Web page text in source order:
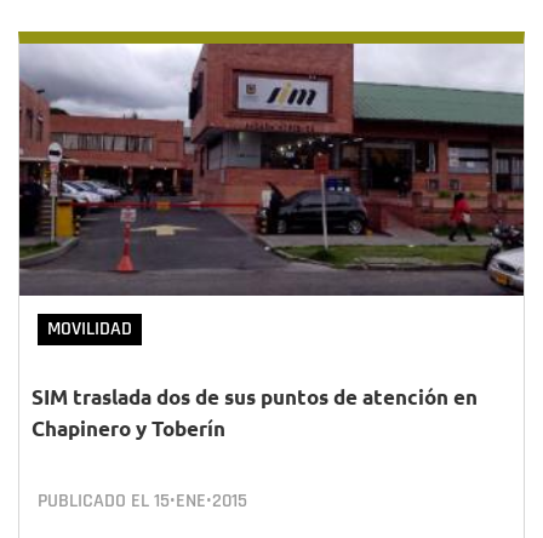
MOVILIDAD
SIM traslada dos de sus puntos de atención en
Chapinero y Toberín
PUBLICADO EL15•ENE•2015